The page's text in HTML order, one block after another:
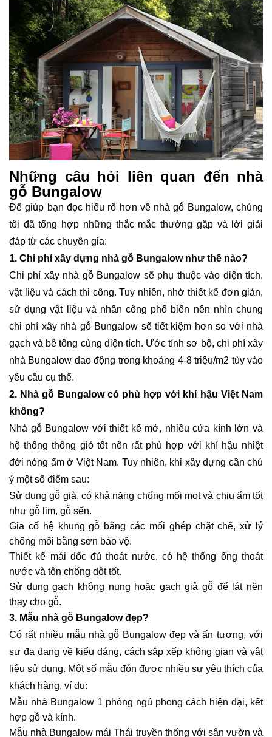
Những câu hỏi liên quan đến nhà
gỗ Bungalow
Để giúp bạn đọc hiểu rõ hơn về nhà gỗ Bungalow, chúng
tôi đã tổng hợp những thắc mắc thường gặp và lời giải
đáp từ các chuyên gia:
1. Chi phí xây dựng nhà gỗ Bungalow như thế nào?
Chi phí xây nhà gỗ Bungalow sẽ phụ thuộc vào diện tích,
vật liệu và cách thi công. Tuy nhiên, nhờ thiết kế đơn giản,
sử dụng vật liệu và nhân công phổ biến nên nhìn chung
chi phí xây nhà gỗ Bungalow sẽ tiết kiệm hơn so với nhà
gạch và bê tông cùng diện tích. Ước tính sơ bộ, chi phí xây
nhà Bungalow dao động trong khoảng 4-8 triệu/m2 tùy vào
yêu cầu cụ thể.
2. Nhà gỗ Bungalow có phù hợp với khí hậu Việt Nam
không?
Nhà gỗ Bungalow với thiết kế mở, nhiều cửa kính lớn và
hệ thống thông gió tốt nên rất phù hợp với khí hậu nhiệt
đới nóng ẩm ở Việt Nam. Tuy nhiên, khi xây dựng cần chú
ý một số điểm sau:
Sử dụng gỗ già, có khả năng chống mối mọt và chịu ẩm tốt
như gỗ lim, gỗ sến.
Gia cố hệ khung gỗ bằng các mối ghép chặt chẽ, xử lý
chống mối bằng sơn bảo vệ.
Thiết kế mái dốc đủ thoát nước, có hệ thống ống thoát
nước và tôn chống dột tốt.
Sử dụng gạch không nung hoặc gạch giả gỗ để lát nền
thay cho gỗ.
3. Mẫu nhà gỗ Bungalow đẹp?
Có rất nhiều mẫu nhà gỗ Bungalow đẹp và ấn tượng, với
sự đa dạng về kiểu dáng, cách sắp xếp không gian và vật
liệu sử dụng. Một số mẫu đón được nhiều sự yêu thích của
khách hàng, ví dụ:
Mẫu nhà Bungalow 1 phòng ngủ phong cách hiện đại, kết
hợp gỗ và kính.
Mẫu nhà Bungalow mái Thái truyền thống với sân vườn và